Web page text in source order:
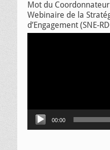
Mot du Coordonnateur
Webinaire de la
d’Engagement (SNE-
00:00